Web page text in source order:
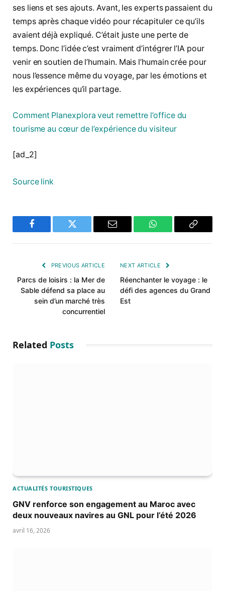
ses liens et ses ajouts. Avant, les experts passaient du
temps après chaque vidéo pour récapituler ce qu’ils
avaient déjà expliqué. C’était juste une perte de
temps. Donc l’idée c’est vraiment d’intégrer l’IA pour
venir en soutien de l’humain. Mais l’humain crée pour
nous l’essence même du voyage, par les émotions et
les expériences qu’il partage.
Comment Planexplora veut remettre l’office du
tourisme au cœur de l’expérience du visiteur
[ad_2]
Source link
Facebook Twitter Email WhatsAppCopy
PREVIOUS ARTICLE
Parcs de loisirs : la Mer de
Sable défend sa place au
sein d’un marché très
concurrentiel
NEXT ARTICLE
Réenchanter le voyage : le
défi des agences du Grand
Est
Related Posts
ACTUALITÉS TOURISTIQUES
GNV renforce son engagement au Maroc avec
deux nouveaux navires au GNL pour l’été 2026
avril 16, 2026